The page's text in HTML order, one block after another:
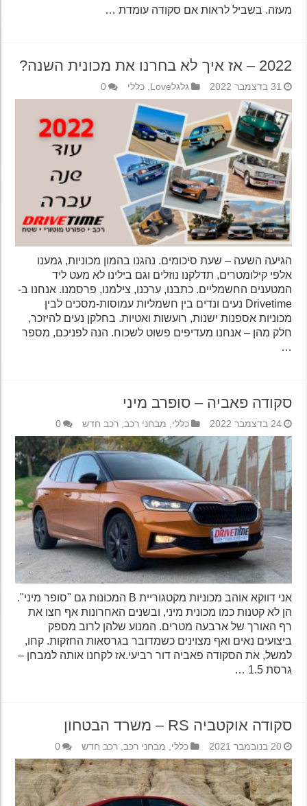
מעזה. בשביל לראות אם סקודה עומדת …
2022 – אז איך לא בחרנו את מכונית השנה?
31 בדצמבר 2022 גלגלLove ,כללי 0
הגיעה השעה – שעת סיכומים. נהגנו בהמון מכוניות, גמענו
אלפי קילומטרים, תדלקנו נוזלים וגם בילינו לא מעט ליד
המטענים החשמליים. כתבנו, ערכנו, צילמנו, פרסמנו. אנחנו ב-
Drivetime נעים ונדים בין חשמליות עמוסות-מסכים לבין
מכוניות אספנות ישנות, רועשות ואטיות. בחלקן נעים להיזכר,
חלק מהן – אנחנו מעדיפים פשוט לשכוח. הנה לפניכם, מספר
סקודה פאביה – סופרב מיני
24 בדצמבר 2022 כללי,מבחני רכב,רכב חדש 0
אני דווקא אוהב מכוניות מקטגוריית B המכונות גם "סופר מיני".
הן לא קטנות כמו מכונית מיני, ובשנים האחרונות אף חצו את
רף האורך של ארבעה מטרים. המנוע שלהן לרוב מספק
ביצועים נאים ואף מצוינים כשמדובר בגרסאות החזקות. קחו,
למשל, את הסקודה פאביה דור רביעי.אז לקחנו אותה למבחן –
גרסת 1.5 …
סקודה אוקטביה RS – משרד הבטחון
20 בנובמבר 2021 כללי,מבחני רכב,רכב חדש 0